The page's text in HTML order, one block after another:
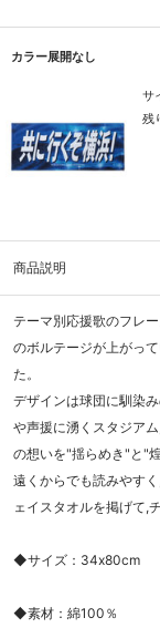
カラー展開なし
サ
残
商品説明
テーマ別応援歌のフレ
のボルテージが上がっ
た。
デザインは球団に馴染
や声援に湧くスタジア
の想いを"揺らめき"と"
遠くからでも読みやす
ェイスタオルを掲げて,
◆サイズ：34x80cm
◆素材：綿100％